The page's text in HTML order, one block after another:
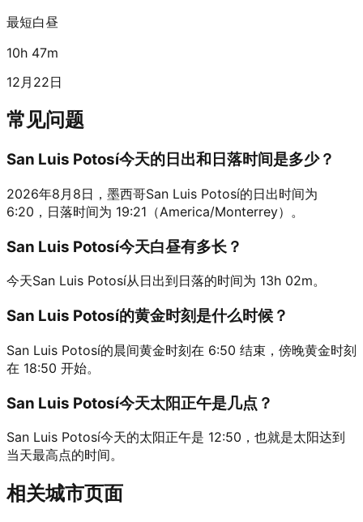
最短白昼
10h 47m
12月22日
常见问题
San Luis Potosí今天的日出和日落时间是多少？
2026年8月8日，墨西哥San Luis Potosí的日出时间为
6:20，日落时间为 19:21（America/Monterrey）。
San Luis Potosí今天白昼有多长？
今天San Luis Potosí从日出到日落的时间为 13h 02m。
San Luis Potosí的黄金时刻是什么时候？
San Luis Potosí的晨间黄金时刻在 6:50 结束，傍晚黄金时刻
在 18:50 开始。
San Luis Potosí今天太阳正午是几点？
San Luis Potosí今天的太阳正午是 12:50，也就是太阳达到
当天最高点的时间。
相关城市页面